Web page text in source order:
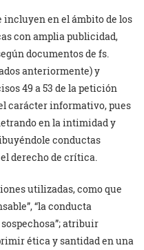
incluyen en el ámbito de los
con amplia publicidad,
documentos de fs.
anteriormente) y
49 a 53 de la petición
carácter informativo, pues
en la intimidad y
conductas
derecho de crítica.
utilizadas, como que
“la conducta
atribuir
ética y santidad en una